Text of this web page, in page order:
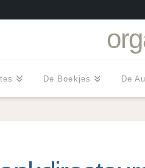
De Boekjes De